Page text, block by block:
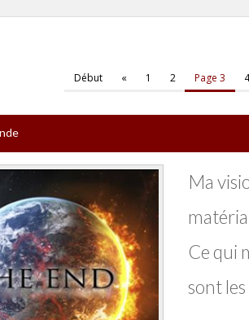
Début « 1 2 Page 3 4
Ma
Ce qui
sont les